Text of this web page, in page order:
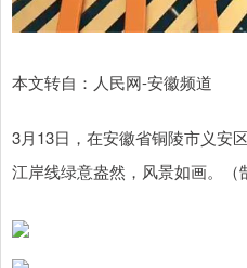
本文转自：人民网-安徽频道
3月13日，在安徽省铜陵市义安
江岸线绿意盎然，风景如画。（